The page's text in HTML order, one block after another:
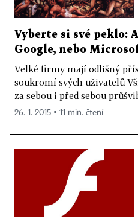
Vyberte si své peklo:
Google, nebo
Velké firmy mají odlišný
soukromí svých uživatelů
za sebou i před sebou
26. 1. 2015 ▪ 11 min. čtení